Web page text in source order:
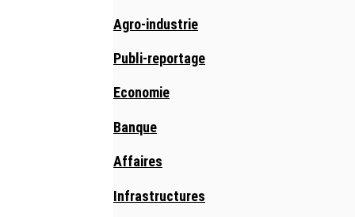
Agro-industrie
Publi-reportage
Economie
Banque
Affaires
Infrastructures